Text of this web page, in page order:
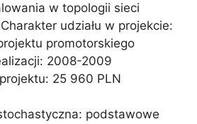
w topologii sieci
udziału w projekcie:
promotorskiego
2008-2009
25 960 PLN
podstawowe